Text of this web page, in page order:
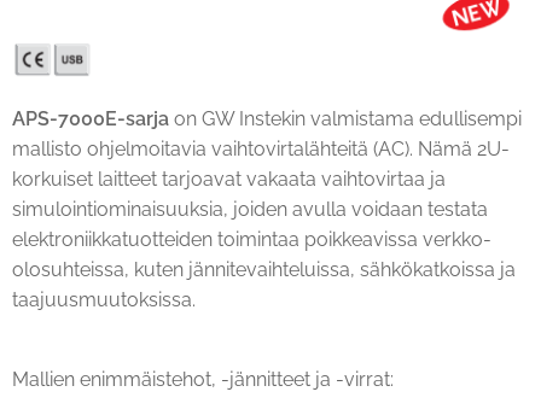
APS-7000E-sarja on GW Instekin valmistama edullisempi
mallisto ohjelmoitavia vaihtovirtalähteitä (AC). Nämä 2U-
korkuiset laitteet tarjoavat vakaata vaihtovirtaa ja
simulointiominaisuuksia, joiden avulla voidaan testata
elektroniikkatuotteiden toimintaa poikkeavissa verkko-
olosuhteissa, kuten jännitevaihteluissa, sähkökatkoissa ja
taajuusmuutoksissa.
Mallien enimmäistehot, -jännitteet ja -virrat: